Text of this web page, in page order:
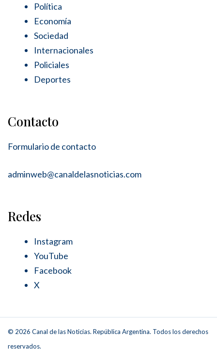
Política
Economía
Sociedad
Internacionales
Policiales
Deportes
Contacto
Formulario de contacto
adminweb@canaldelasnoticias.com
Redes
Instagram
YouTube
Facebook
X
© 2026 Canal de las Noticias. República Argentina. Todos los derechos
reservados.